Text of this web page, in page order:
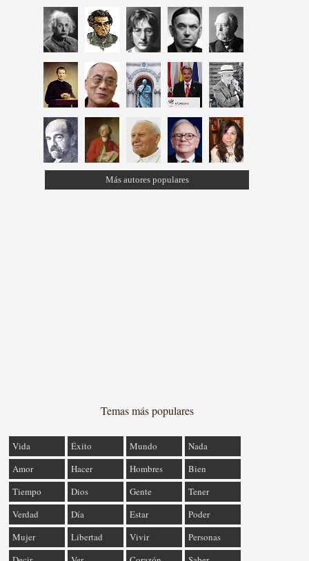
Más autores populares
Temas más populares
Vida Éxito Mundo
Nada
Amor
Hacer Hombres
Bien
Tiempo
Dios Gente
Tener
Verdad
Día Estar
Poder
Mujer
Libertad Vivir
Personas